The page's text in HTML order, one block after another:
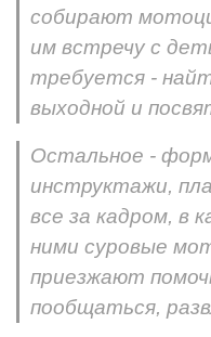
собирают
им встречу с
требуется -
выходной и
Остальное -
инструктажи,
все за кадром, в
ними суровые
приезжают
пообщаться,